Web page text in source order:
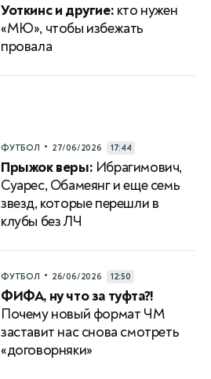
Уоткинс и другие: кто нужен
«МЮ», чтобы избежать
провала
ФУТБОЛ • 27/06/2026 17:44
Прыжок веры: Ибрагимович,
Суарес, Обамеянг и еще семь
звезд, которые перешли в
клубы без ЛЧ
ФУТБОЛ • 26/06/2026 12:50
ФИФА, ну что за туфта?!
Почему новый формат ЧМ
заставит нас снова смотреть
«договорняки»